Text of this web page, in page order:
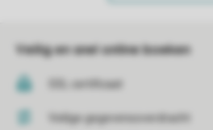
Veilig en snel online boeken
SSL certificaat
Veilige gegevensoverdracht